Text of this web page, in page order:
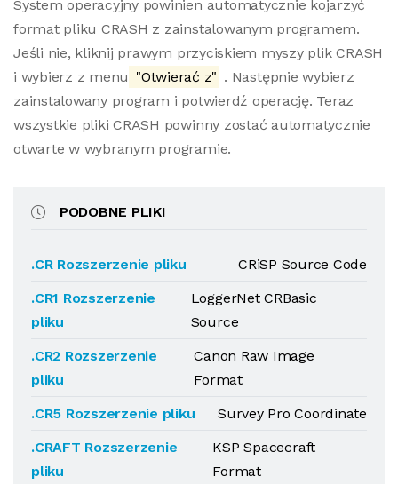
System operacyjny powinien automatycznie kojarzyć
format pliku CRASH z zainstalowanym programem.
Jeśli nie, kliknij prawym przyciskiem myszy plik CRASH
i wybierz z menu "Otwierać z" . Następnie wybierz
zainstalowany program i potwierdź operację. Teraz
wszystkie pliki CRASH powinny zostać automatycznie
otwarte w wybranym programie.
PODOBNE PLIKI
.CR Rozszerzenie pliku
CRiSP Source Code
.CR1 Rozszerzenie
pliku
LoggerNet CRBasic
Source
.CR2 Rozszerzenie
pliku
Canon Raw Image
Format
.CR5 Rozszerzenie pliku
Survey Pro Coordinate
.CRAFT Rozszerzenie
pliku
KSP Spacecraft
Format